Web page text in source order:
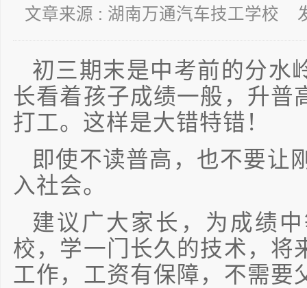
文章来源 : 湖南万通汽车技工学校
初三期末是中考前的分水
长看着孩子成绩一般，升普
打工。这样是大错特错！
即使不读普高，也不要让
入社会。
建议广大家长，为成绩
校，学一门长久的技术，将
工作，工资有保障，不需要